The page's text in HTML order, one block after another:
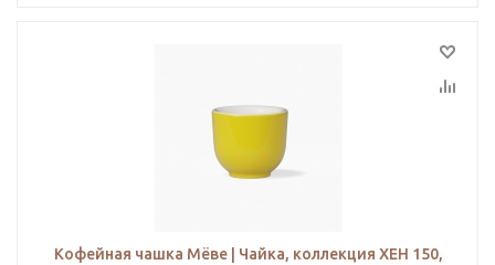
Кофейная чашка Мёве | Чайка, коллекция ХЕН 150,